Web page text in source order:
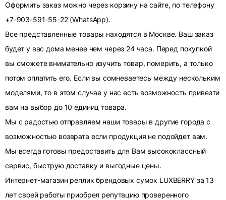
Оформить заказ можно через корзину на сайте, по телефону
+7-903-591-55-22 (WhatsApp).
Все представленные товары находятся в Москве. Ваш заказ
будет у вас дома менее чем через 24 часа. Перед покупкой
вы сможете внимательно изучить товар, померить, а только
потом оплатить его. Если вы сомневаетесь между нескольким
моделями, то в этом случае у нас есть возможность привезти
вам на выбор до 10 единиц товара.
Мы с радостью отправляем наши товары в другие города с
возможностью возврата если продукция не подойдет вам.
Мы всегда готовы предоставить для Вам высококлассный
сервис, быструю доставку и выгодные цены.
Интернет-магазин реплик брендовых сумок LUXBERRY за 13
лет своей работы приобрел репутацию проверенного